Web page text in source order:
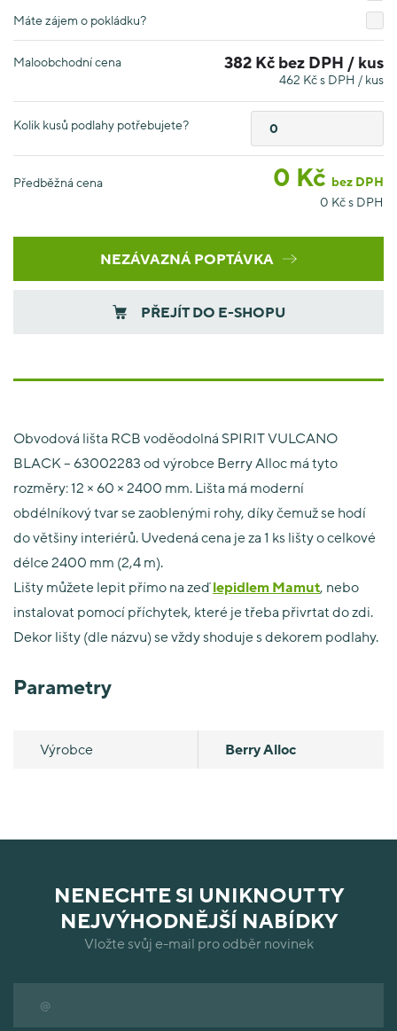
Máte zájem o pokládku?
Maloobchodní cena 382 Kč bez DPH / kus
462 Kč s DPH / kus
Kolik kusů podlahy potřebujete?
Předběžná cena 0 Kč bez DPH
0 Kč s DPH
NEZÁVAZNÁ POPTÁVKA
PŘEJÍT DO E-SHOPU
Obvodová lišta RCB voděodolná SPIRIT VULCANO
BLACK – 63002283 od výrobce Berry Alloc má tyto
rozměry: 12 × 60 × 2400 mm. Lišta má moderní
obdélníkový tvar se zaoblenými rohy, díky čemuž se hodí
do většiny interiérů. Uvedená cena je za 1 ks lišty o celkové
délce 2400 mm (2,4 m).
Lišty můžete lepit přímo na zeďlepidlem Mamut, nebo
instalovat pomocí příchytek, které je třeba přivrtat do zdi.
Dekor lišty (dle názvu) se vždy shoduje s dekorem podlahy.
Parametry
Výrobce Berry Alloc
NENECHTE SI UNIKNOUT TY
NEJVÝHODNĚJŠÍ NABÍDKY
Vložte svůj e-mail pro odběr novinek